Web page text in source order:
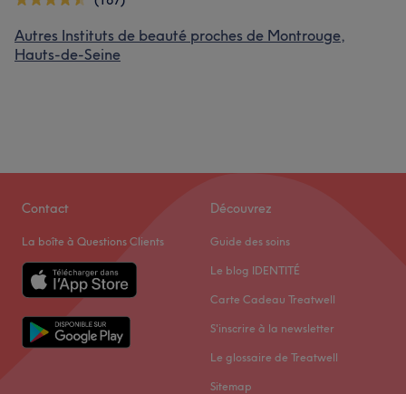
Autres Instituts de beauté proches de Montrouge,
Hauts-de-Seine
Contact
La boîte à Questions Clients
Découvrez
Guide des soins
Le blog IDENTITÉ
Carte Cadeau Treatwell
S'inscrire à la newsletter
Le glossaire de Treatwell
Sitemap